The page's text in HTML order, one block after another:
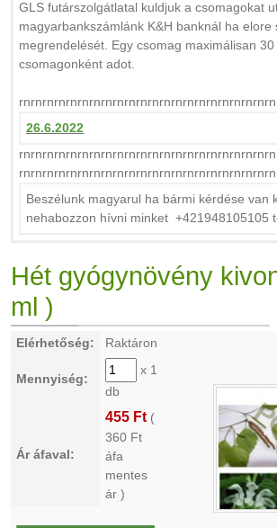
GLS futárszolgátlatal kuldjuk a csomagokat
magyarbankszámlánk K&H banknál ha elore
megrendelését. Egy csomag maximálisan
csomagonként adot.
26.6.2022
Beszélunk magyarul ha bármi kérdése van
nehabozzon hívni minket +421948105105
Hét gyógynövény
ml )
Elérhetőség: Raktáron
Mennyiség:
x 1
db
Ár áfaval:
455 Ft (
360 Ft
áfa
mentes
ár )